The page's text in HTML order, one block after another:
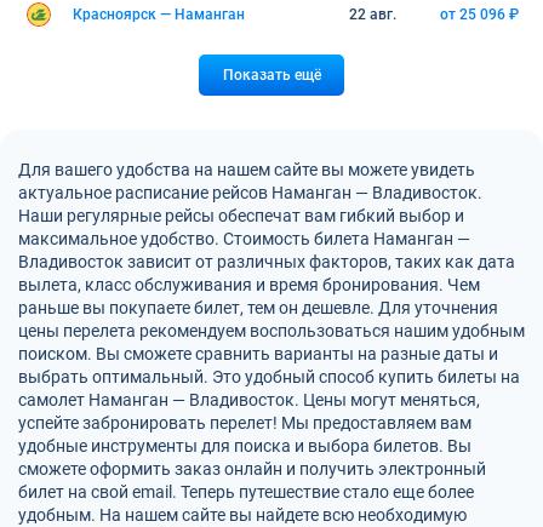
Красноярск — Наманган 22 авг. от 25 096 ₽
Показать ещё
Для вашего удобства на нашем сайте вы можете увидеть
актуальное расписание рейсов Наманган — Владивосток.
Наши регулярные рейсы обеспечат вам гибкий выбор и
максимальное удобство. Стоимость билета Наманган —
Владивосток зависит от различных факторов, таких как дата
вылета, класс обслуживания и время бронирования. Чем
раньше вы покупаете билет, тем он дешевле. Для уточнения
цены перелета рекомендуем воспользоваться нашим удобным
поиском. Вы сможете сравнить варианты на разные даты и
выбрать оптимальный. Это удобный способ купить билеты на
самолет Наманган — Владивосток. Цены могут меняться,
успейте забронировать перелет! Мы предоставляем вам
удобные инструменты для поиска и выбора билетов. Вы
сможете оформить заказ онлайн и получить электронный
билет на свой email. Теперь путешествие стало еще более
удобным. На нашем сайте вы найдете всю необходимую